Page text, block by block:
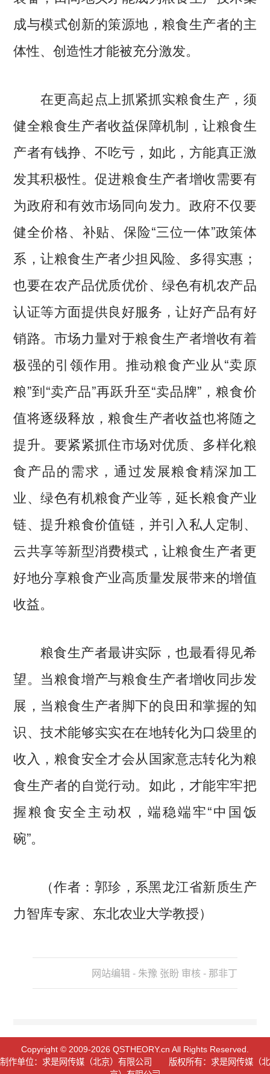
成与模式创新的策源地，粮食生产者的主
体性、创造性才能被充分激发。
在更高起点上抓紧抓实粮食生产，须
健全粮食生产者收益保障机制，让粮食生
产者有钱挣、不吃亏，如此，方能真正激
发其积极性。促进粮食生产者增收需要有
为政府和有效市场同向发力。政府不仅要
健全价格、补贴、保险“三位一体”政策体
系，让粮食生产者少担风险、多得实惠；
也要在农产品优质优价、绿色有机农产品
认证等方面提供良好服务，让好产品有好
销路。市场力量对于粮食生产者增收有着
极强的引领作用。推动粮食产业从“卖原
粮”到“卖产品”再跃升至“卖品牌”，粮食价
值将逐级释放，粮食生产者收益也将随之
提升。要紧紧抓住市场对优质、多样化粮
食产品的需求，通过发展粮食精深加工
业、绿色有机粮食产业等，延长粮食产业
链、提升粮食价值链，并引入私人定制、
云共享等新型消费模式，让粮食生产者更
好地分享粮食产业高质量发展带来的增值
收益。
粮食生产者最讲实际，也最看得见希
望。当粮食增产与粮食生产者增收同步发
展，当粮食生产者脚下的良田和掌握的知
识、技术能够实实在在地转化为口袋里的
收入，粮食安全才会从国家意志转化为粮
食生产者的自觉行动。如此，才能牢牢把
握粮食安全主动权，端稳端牢“中国饭
碗”。
（作者：郭珍，系黑龙江省新质生产
力智库专家、东北农业大学教授）
网站编辑 - 朱豫 张盼 审核 - 那非丁
Copyright © 2009-2026 QSTHEORY.cn All Rights Reserved.
制作单位：求是网传媒（北京）有限公司 版权所有：求是网传媒（北